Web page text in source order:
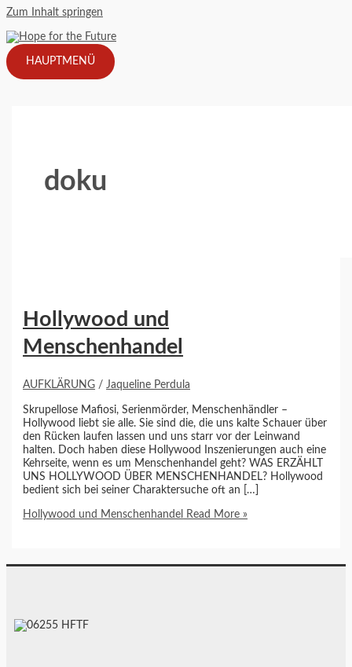
Zum Inhalt springen
HAUPTMENÜ
doku
Hollywood und
Menschenhandel
AUFKLÄRUNG /Jaqueline Perdula
Skrupellose Mafiosi, Serienmörder, Menschenhändler –
Hollywood liebt sie alle. Sie sind die, die uns kalte Schauer über
den Rücken laufen lassen und uns starr vor der Leinwand
halten. Doch haben diese Hollywood Inszenierungen auch eine
Kehrseite, wenn es um Menschenhandel geht? WAS ERZÄHLT
UNS HOLLYWOOD ÜBER MENSCHENHANDEL? Hollywood
bedient sich bei seiner Charaktersuche oft an […]
Hollywood und Menschenhandel Read More »